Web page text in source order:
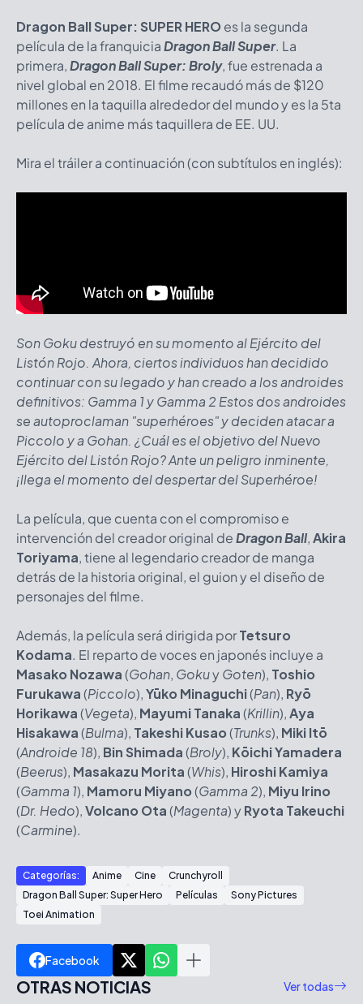
Dragon Ball Super: SUPER HERO es la segunda
película de la franquiciaDragon Ball Super. La
primera,Dragon Ball Super: Broly, fue estrenada a
nivel global en 2018. El filme recaudó más de $120
millones en la taquilla alrededor del mundo y es la 5ta
película de anime más taquillera de EE. UU.
Mira el tráiler a continuación (con subtítulos en inglés):
Son Goku destruyó en su momento al Ejército del
Listón Rojo. Ahora, ciertos individuos han decidido
continuar con su legado y han creado a los androides
definitivos: Gamma 1 y Gamma 2 Estos dos androides
se autoproclaman "superhéroes" y deciden atacar a
Piccolo y a Gohan. ¿Cuál es el objetivo del Nuevo
Ejército del Listón Rojo? Ante un peligro inminente,
¡llega el momento del despertar del Superhéroe!
La película, que cuenta con el compromiso e
intervención del creador original deDragon Ball,Akira
Toriyama, tiene al legendario creador de manga
detrás de la historia original, el guion y el diseño de
personajes del filme.
Además, la película será dirigida porTetsuro
Kodama. El reparto de voces en japonés incluye a
Masako Nozawa(Gohan, GokuyGoten), Toshio
Furukawa(Piccolo),Yūko Minaguchi(Pan), Ryō
Horikawa(Vegeta), Mayumi Tanaka(Krillin),Aya
Hisakawa(Bulma), Takeshi Kusao(Trunks), Miki Itō
(Androide 18), Bin Shimada(Broly), Kōichi Yamadera
(Beerus), Masakazu Morita(Whis), Hiroshi Kamiya
(Gamma 1), Mamoru Miyano(Gamma 2), Miyu Irino
(Dr. Hedo),Volcano Ota(Magenta) yRyota Takeuchi
(Carmine).
Categorías: Anime Cine
Crunchyroll
Dragon Ball Super: Super Hero
Películas
Sony Pictures
Toei Animation
Facebook
OTRAS NOTICIAS Ver todas